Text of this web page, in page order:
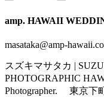
amp. HAWAII
masataka@amp-
スズキマサタカ |
PHOTOGRAPHIC
Photographer. 東京下